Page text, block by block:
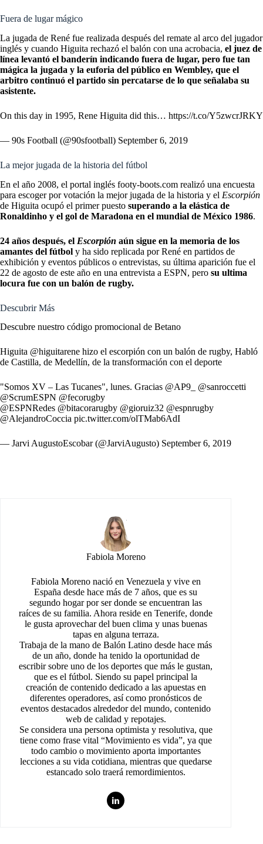
Fuera de lugar mágico
La jugada de René fue realizada después del remate al arco del jugador
inglés y cuando Higuita rechazó el balón con una acrobacia, el juez de
línea levantó el banderín indicando fuera de lugar, pero fue tan
mágica la jugada y la euforia del público en Wembley, que el
arbitro continuó el partido sin percatarse de lo que señalaba su
asistente.
On this day in 1995, Rene Higuita did this… https://t.co/Y5zwcrJRKY
— 90s Football (@90sfootball) September 6, 2019
La mejor jugada de la historia del fútbol
En el año 2008, el portal inglés footy-boots.com realizó una encuesta
para escoger por votación la mejor jugada de la historia y el Escorpión
de Higuita ocupó el primer puesto superando a la elástica de
Ronaldinho y el gol de Maradona en el mundial de México 1986.
24 años después, el Escorpión aún sigue en la memoria de los
amantes del fútbol y ha sido replicada por René en partidos de
exhibición y eventos públicos o entrevistas, su última aparición fue el
22 de agosto de este año en una entrevista a ESPN, pero su ultima
locura fue con un balón de rugby.
Descubrir Más
Descubre nuestro código promocional de Betano
Higuita @higuitarene hizo el escorpión con un balón de rugby, Habló
de Castilla, de Medellín, de la transformación con el deporte
"Somos XV – Las Tucanes", lunes. Gracias @AP9_
@sanroccetti
@ScrumESPN @fecorugby
@ESPNRedes @bitacorarugby @gioruiz32 @espnrugby
@AlejandroCoccia pic.twitter.com/olTMab6AdI
— Jarvi AugustoEscobar (@JarviAugusto) September 6, 2019
Fabiola Moreno
Fabiola Moreno nació en Venezuela y vive en
España desde hace más de 7 años, que es su
segundo hogar por ser donde se encuentran las
raíces de su familia. Ahora reside en Tenerife, donde
le gusta aprovechar del buen clima y unas buenas
tapas en alguna terraza.
Trabaja de la mano de Balón Latino desde hace más
de un año, donde ha tenido la oportunidad de
escribir sobre uno de los deportes que más le gustan,
que es el fútbol. Siendo su papel principal la
creación de contenido dedicado a las apuestas en
diferentes operadores, así como pronósticos de
eventos destacados alrededor del mundo, contenido
web de calidad y repotajes.
Se considera una persona optimista y resolutiva, que
tiene como frase vital “Movimiento es vida”, ya que
todo cambio o movimiento aporta importantes
lecciones a su vida cotidiana, mientras que quedarse
estancado solo traerá remordimientos.